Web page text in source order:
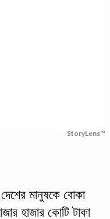
StoryLens™
মানুষকে বোকা
হাজার কোটি টাকা